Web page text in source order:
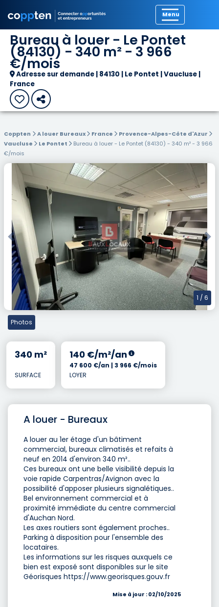
Bureau à louer - Le Pontet
(84130) - 340 m² - 3 966
€/mois
Adresse sur demande | 84130 | Le Pontet | Vaucluse |
France
Coppten A louer Bureaux France
Provence-Alpes-Côte d'Azur
Vaucluse
Le Pontet
Bureau à louer - Le Pontet (84130) - 340 m² - 3 966
€/mois
Previous
1 / 6
Photos
340 m²
SURFACE
140 €/m²/an
47 600 €/an | 3 966 €/mois
LOYER
A louer - Bureaux
A louer au 1er étage d'un bâtiment
commercial, bureaux climatisés et refaits à
neuf en 2014 d'environ 340 m²..
Ces bureaux ont une belle visibilité depuis la
voie rapide Carpentras/Avignon avec la
possibilité d'apposer plusieurs signalétiques..
Bel environnement commercial et à
proximité immédiate du centre commercial
d'Auchan Nord.
Les axes routiers sont également proches..
Parking à disposition pour l'ensemble des
locataires.
Les informations sur les risques auxquels ce
bien est exposé sont disponibles sur le site
Géorisques https://www.georisques.gouv.fr
Mise à jour : 02/10/2025